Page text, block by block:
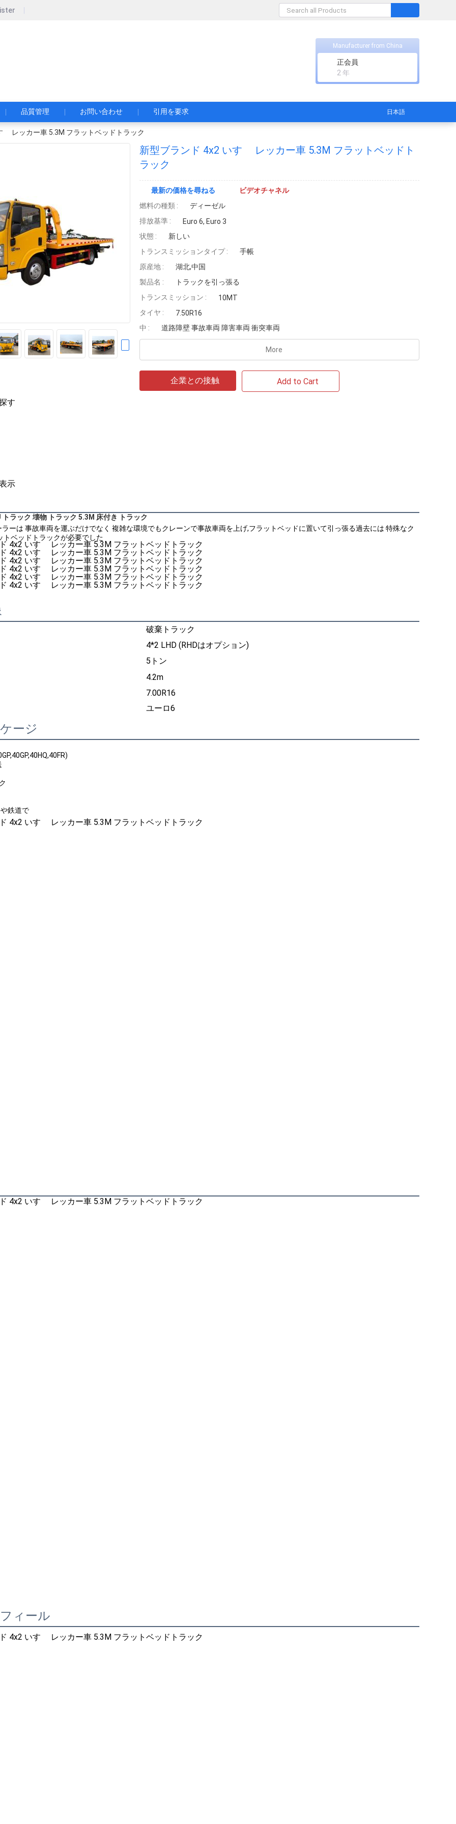
Manufacturer from China
正会員
2 年
品質管理 お問い合わせ 引用を要求 日本語
レッカー車 5.3M フラットベッドトラック
新型ブランド 4x2 いすゞ レッカー車 5.3M フラットベッドト
ラック
最新の価格を尋ねる
ビデオチャネル
燃料の種類 :
ディーゼル
排放基準 :
Euro 6, Euro 3
状態 :
新しい
トランスミッションタイプ :
手帳
原産地 :
湖北,中国
製品名 :
トラックを引っ張る
トランスミッション :
10MT
タイヤ :
7.50R16
中 :
道路障壁 事故車両 障害車両 衝突車両
More
企業との接触 Add to Cart
す
示
トラック 壊物 トラック 5.3M 床付き トラック
ーは 事故車両を運ぶだけでなく 複雑な環境でもクレーンで事故車両を上げ,フラットベッドに置いて引っ張る過去には 特殊なク
トベッドトラックが必要でした
破棄トラック
4*2 LHD (RHDはオプション)
5トン
4.2m
7.00R16
ユーロ6
ージ
鉄道で
ィール